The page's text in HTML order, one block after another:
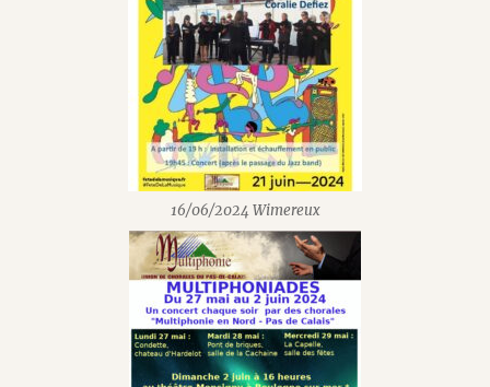
16/06/2024 Wimereux